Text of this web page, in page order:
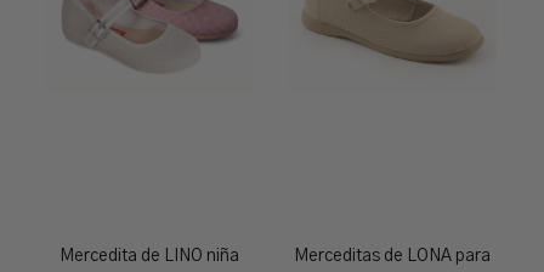
Mercedita de LINO niña
Merceditas de LONA para